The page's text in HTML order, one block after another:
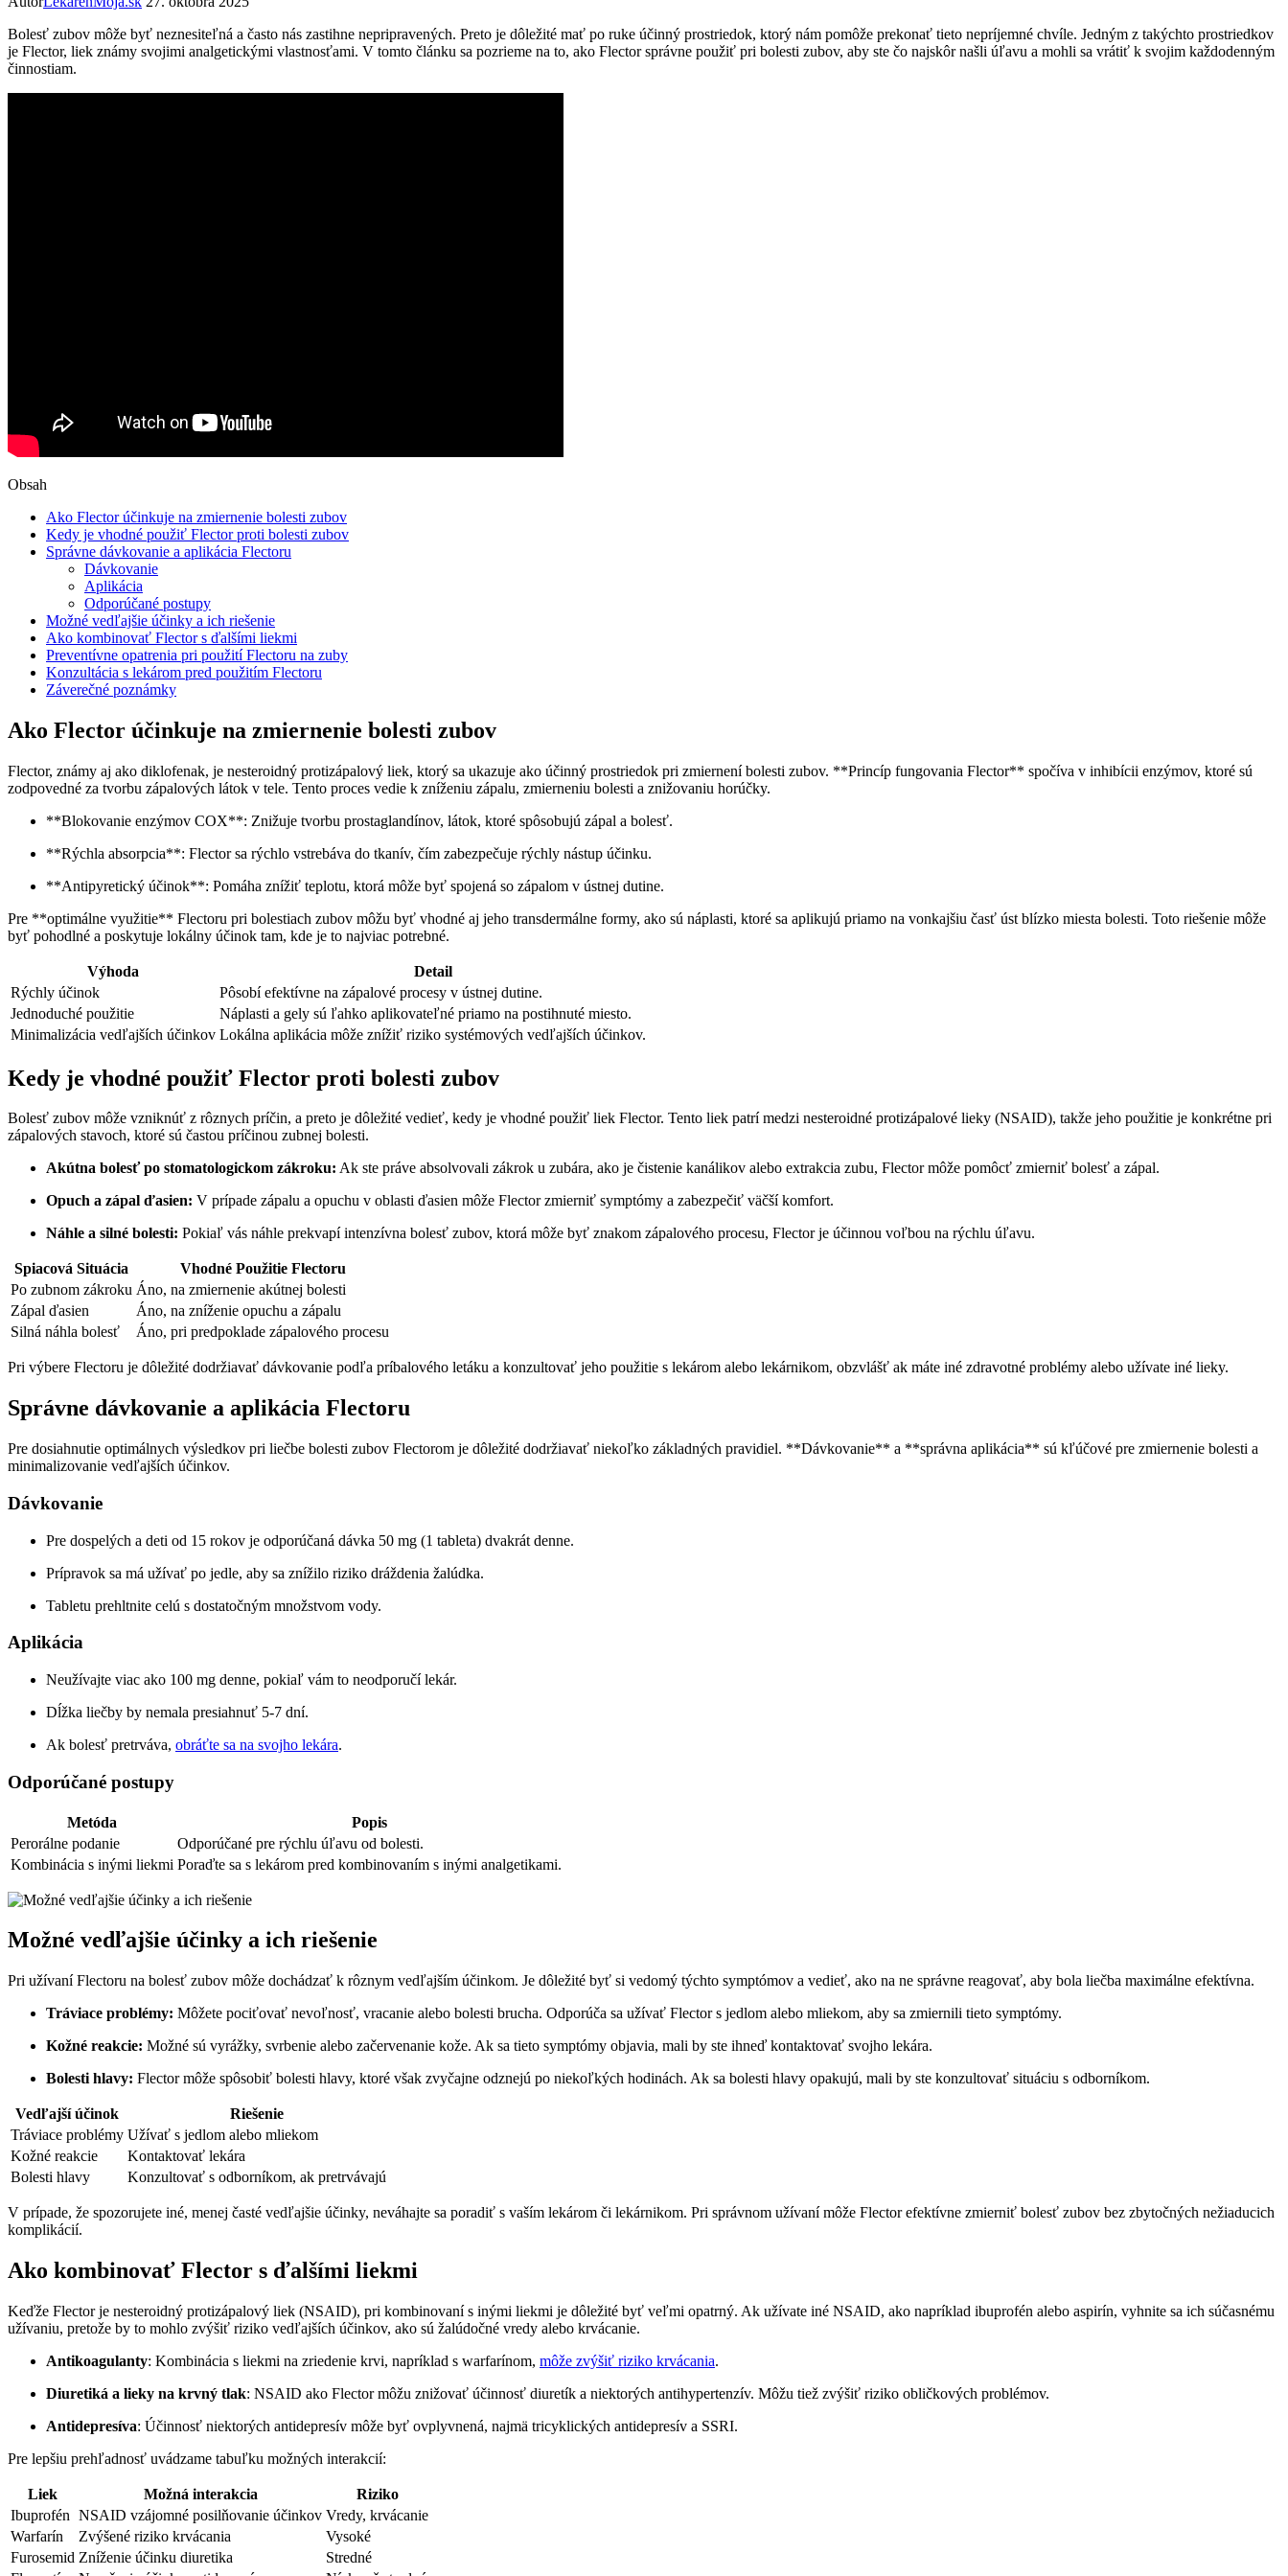
Bolesť zubov môže byť neznesiteľná a často nás zastihne nepripravených. Preto je dôležité mať po ruke účinný prostriedok, ktorý nám pomôže prekonať tieto nepríjemné chvíle. Jedným z takýchto prostriedkov
je Flector, liek známy svojimi analgetickými vlastnosťami. V tomto článku sa pozrieme na to, ako Flector správne použiť pri bolesti zubov, aby ste čo najskôr našli úľavu a mohli sa vrátiť k svojim každodenným
činnostiam.
Obsah
Ako Flector účinkuje na zmiernenie bolesti zubov
Kedy je vhodné použiť Flector proti bolesti zubov
Správne dávkovanie a aplikácia Flectoru
Dávkovanie
Aplikácia
Odporúčané postupy
Možné vedľajšie účinky a ich riešenie
Ako kombinovať Flector s ďalšími liekmi
Preventívne opatrenia pri použití Flectoru na zuby
Konzultácia s lekárom pred použitím Flectoru
Záverečné poznámky
Ako Flector účinkuje na zmiernenie bolesti zubov
Flector, známy aj ako diklofenak, je nesteroidný protizápalový liek, ktorý sa ukazuje ako účinný prostriedok pri zmiernení bolesti zubov. **Princíp fungovania Flector** spočíva v inhibícii enzýmov, ktoré sú
zodpovedné za tvorbu zápalových látok v tele. Tento proces vedie k zníženiu zápalu, zmierneniu bolesti a znižovaniu horúčky.
**Blokovanie enzýmov COX**: Znižuje tvorbu prostaglandínov, látok, ktoré spôsobujú zápal a bolesť.
**Rýchla absorpcia**: Flector sa rýchlo vstrebáva do tkanív, čím zabezpečuje rýchly nástup účinku.
**Antipyretický účinok**: Pomáha znížiť teplotu, ktorá môže byť spojená so zápalom v ústnej dutine.
Pre **optimálne využitie** Flectoru pri bolestiach zubov môžu byť vhodné aj jeho transdermálne formy, ako sú náplasti, ktoré sa aplikujú priamo na vonkajšiu časť úst blízko miesta bolesti. Toto riešenie môže
byť pohodlné a poskytuje lokálny účinok tam, kde je to najviac potrebné.
Výhoda
Detail
Rýchly účinok
Pôsobí efektívne na zápalové procesy v ústnej dutine.
Jednoduché použitie
Náplasti a gely sú ľahko aplikovateľné priamo na postihnuté miesto.
Minimalizácia vedľajších účinkov Lokálna aplikácia môže znížiť riziko systémových vedľajších účinkov.
Kedy je vhodné použiť Flector proti bolesti zubov
Bolesť zubov môže vzniknúť z rôznych príčin, a preto je dôležité vedieť, kedy je vhodné použiť liek Flector. Tento liek patrí medzi nesteroidné protizápalové lieky (NSAID), takže jeho použitie je konkrétne pri
zápalových stavoch, ktoré sú častou príčinou zubnej bolesti.
Akútna bolesť po stomatologickom zákroku: Ak ste práve absolvovali zákrok u zubára, ako je čistenie kanálikov alebo extrakcia zubu, Flector môže pomôcť zmierniť bolesť a zápal.
Opuch a zápal ďasien: V prípade zápalu a opuchu v oblasti ďasien môže Flector zmierniť symptómy a zabezpečiť väčší komfort.
Náhle a silné bolesti: Pokiaľ vás náhle prekvapí intenzívna bolesť zubov, ktorá môže byť znakom zápalového procesu, Flector je účinnou voľbou na rýchlu úľavu.
Spiacová Situácia
Vhodné Použitie Flectoru
Po zubnom zákroku Áno, na zmiernenie akútnej bolesti
Zápal ďasien
Áno, na zníženie opuchu a zápalu
Silná náhla bolesť
Áno, pri predpoklade zápalového procesu
Pri výbere Flectoru je dôležité dodržiavať dávkovanie podľa príbalového letáku a konzultovať jeho použitie s lekárom alebo lekárnikom, obzvlášť ak máte iné zdravotné problémy alebo užívate iné lieky.
Správne dávkovanie a aplikácia Flectoru
Pre dosiahnutie optimálnych výsledkov pri liečbe bolesti zubov Flectorom je dôležité dodržiavať niekoľko základných pravidiel. **Dávkovanie** a **správna aplikácia** sú kľúčové pre zmiernenie bolesti a
minimalizovanie vedľajších účinkov.
Dávkovanie
Pre dospelých a deti od 15 rokov je odporúčaná dávka 50 mg (1 tableta) dvakrát denne.
Prípravok sa má užívať po jedle, aby sa znížilo riziko dráždenia žalúdka.
Tabletu prehltnite celú s dostatočným množstvom vody.
Aplikácia
Neužívajte viac ako 100 mg denne, pokiaľ vám to neodporučí lekár.
Dĺžka liečby by nemala presiahnuť 5-7 dní.
Ak bolesť pretrváva, obráťte sa na svojho lekára.
Odporúčané postupy
Metóda
Popis
Perorálne podanie
Odporúčané pre rýchlu úľavu od bolesti.
Kombinácia s inými liekmi Poraďte sa s lekárom pred kombinovaním s inými analgetikami.
Možné vedľajšie účinky a ich riešenie
Pri užívaní Flectoru na bolesť zubov môže dochádzať k rôznym vedľajším účinkom. Je dôležité byť si vedomý týchto symptómov a vedieť, ako na ne správne reagovať, aby bola liečba maximálne efektívna.
Tráviace problémy: Môžete pociťovať nevoľnosť, vracanie alebo bolesti brucha. Odporúča sa užívať Flector s jedlom alebo mliekom, aby sa zmiernili tieto symptómy.
Kožné reakcie: Možné sú vyrážky, svrbenie alebo začervenanie kože. Ak sa tieto symptómy objavia, mali by ste ihneď kontaktovať svojho lekára.
Bolesti hlavy: Flector môže spôsobiť bolesti hlavy, ktoré však zvyčajne odznejú po niekoľkých hodinách. Ak sa bolesti hlavy opakujú, mali by ste konzultovať situáciu s odborníkom.
Vedľajší účinok
Riešenie
Tráviace problémy Užívať s jedlom alebo mliekom
Kožné reakcie
Kontaktovať lekára
Bolesti hlavy
Konzultovať s odborníkom, ak pretrvávajú
V prípade, že spozorujete iné, menej časté vedľajšie účinky, neváhajte sa poradiť s vaším lekárom či lekárnikom. Pri správnom užívaní môže Flector efektívne zmierniť bolesť zubov bez zbytočných nežiaducich
komplikácií.
Ako kombinovať Flector s ďalšími liekmi
Keďže Flector je nesteroidný protizápalový liek (NSAID), pri kombinovaní s inými liekmi je dôležité byť veľmi opatrný. Ak užívate iné NSAID, ako napríklad ibuprofén alebo aspirín, vyhnite sa ich súčasnému
užívaniu, pretože by to mohlo zvýšiť riziko vedľajších účinkov, ako sú žalúdočné vredy alebo krvácanie.
Antikoagulanty: Kombinácia s liekmi na zriedenie krvi, napríklad s warfarínom, môže zvýšiť riziko krvácania.
Diuretiká a lieky na krvný tlak: NSAID ako Flector môžu znižovať účinnosť diuretík a niektorých antihypertenzív. Môžu tiež zvýšiť riziko obličkových problémov.
Antidepresíva: Účinnosť niektorých antidepresív môže byť ovplyvnená, najmä tricyklických antidepresív a SSRI.
Pre lepšiu prehľadnosť uvádzame tabuľku možných interakcií:
Liek Možná interakcia
Riziko
Ibuprofén NSAID vzájomné posilňovanie účinkov Vredy, krvácanie
Warfarín
Zvýšené riziko krvácania
Vysoké
Furosemid Zníženie účinku diuretika
Stredné